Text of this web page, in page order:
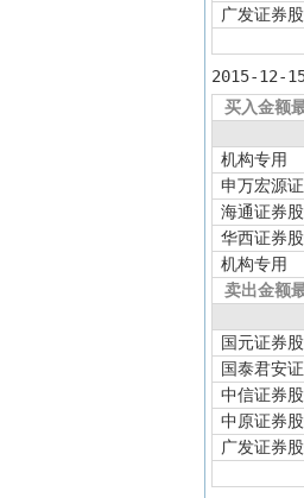
广发证券
2015-12-
买入金额
机构专用
申万宏源
海通证券
华西证券
机构专用
卖出金额
国元证券
国泰君安
中信证券
中原证券
广发证券